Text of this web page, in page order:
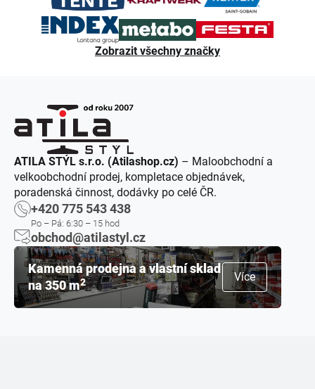
Zobrazit všechny značky
ATILA STÝL s.r.o. (Atilashop.cz) – Maloobchodní a
velkoobchodní prodej, kompletace objednávek,
poradenská činnost, dodávky po celé ČR.
+420 775 543 438
Po – Pá: 6:30 – 15 hod
obchod@atilastyl.cz
Kamenná prodejna a vlastní sklad
na 350 m2 Více